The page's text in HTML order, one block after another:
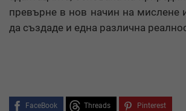
превърне в нов начин на мислене
да създаде и една различна
FaceBook Threads Pinterest